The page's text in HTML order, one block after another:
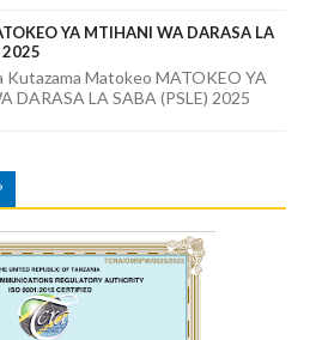
YA MTIHANI WA DARASA LA
2025
Kutazama Matokeo MATOKEO YA
DARASA LA SABA (PSLE) 2025